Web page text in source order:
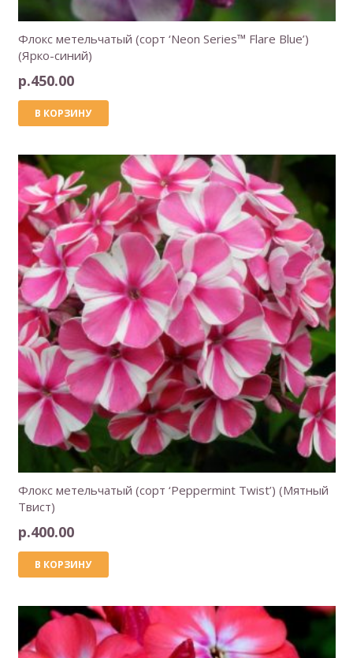
Флокс метельчатый (сорт ‘Neon Series™ Flare Blue’)
(Ярко-синий)
р.450.00
В КОРЗИНУ
Флокс метельчатый (сорт ‘Peppermint Twist’) (Мятный
Твист)
р.400.00
В КОРЗИНУ